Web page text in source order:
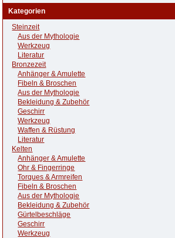
Kategorien
Steinzeit
Aus der Mythologie
Werkzeug
Literatur
Bronzezeit
Anhänger & Amulette
Fibeln & Broschen
Aus der Mythologie
Bekleidung & Zubehör
Geschirr
Werkzeug
Waffen & Rüstung
Literatur
Kelten
Anhänger & Amulette
Ohr & Fingerringe
Torques & Armreifen
Fibeln & Broschen
Aus der Mythologie
Bekleidung & Zubehör
Gürtelbeschläge
Geschirr
Werkzeug